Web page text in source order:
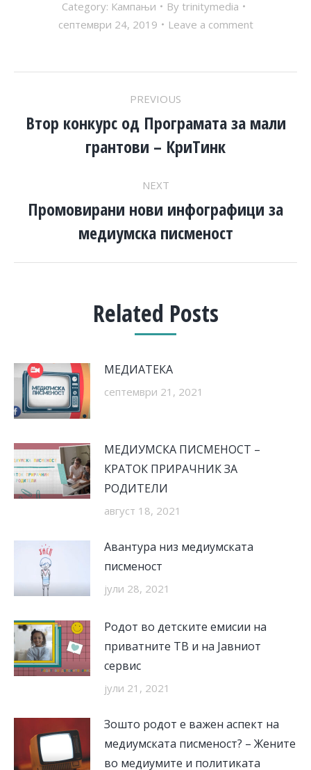
Category: Кампањи By trinitymedia
септември 24, 2019
Leave a comment
NAVIGATION
PREVIOUS
Previous
post:
Втор конкурс од Програмата за мали
грантови – КриТинк
NEXT
Next
post:
Промовирани нови инфографици за
медиумска писменост
Related Posts
МЕДИАТЕКА
септември 21, 2021
МЕДИУМСКА ПИСМЕНОСТ –
КРАТОК ПРИРАЧНИК ЗА
РОДИТЕЛИ
август 18, 2021
Авантура низ медиумската
писменост
јули 28, 2021
Родот во детските емисии на
приватните ТВ и на Јавниот
сервис
јули 21, 2021
Зошто родот е важен аспект на
медиумската писменост? – Жените
во медиумите и политиката